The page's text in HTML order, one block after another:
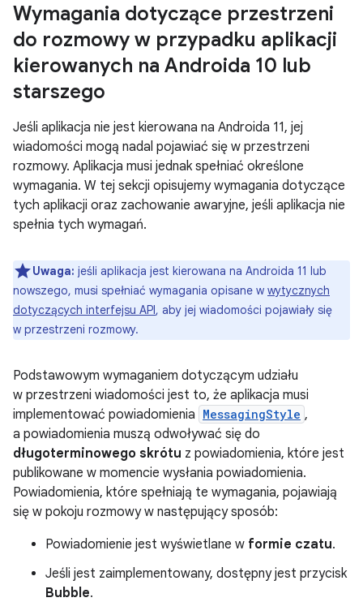
Wymagania dotyczące przestrzeni
do rozmowy w przypadku aplikacji
kierowanych na Androida 10 lub
starszego
Jeśli aplikacja nie jest kierowana na Androida 11, jej
wiadomości mogą nadal pojawiać się w przestrzeni
rozmowy. Aplikacja musi jednak spełniać określone
wymagania. W tej sekcji opisujemy wymagania dotyczące
tych aplikacji oraz zachowanie awaryjne, jeśli aplikacja nie
spełnia tych wymagań.
Uwaga: jeśli aplikacja jest kierowana na Androida 11 lub
nowszego, musi spełniać wymagania opisane w wytycznych
dotyczących interfejsu API, aby jej wiadomości pojawiały się
w przestrzeni rozmowy.
Podstawowym wymaganiem dotyczącym udziału
w przestrzeni wiadomości jest to, że aplikacja musi
implementować powiadomienia MessagingStyle ,
a powiadomienia muszą odwoływać się do
długoterminowego skrótu z powiadomienia, które jest
publikowane w momencie wysłania powiadomienia.
Powiadomienia, które spełniają te wymagania, pojawiają
się w pokoju rozmowy w następujący sposób:
Powiadomienie jest wyświetlane w formie czatu.
Jeśli jest zaimplementowany, dostępny jest przycisk
Bubble.